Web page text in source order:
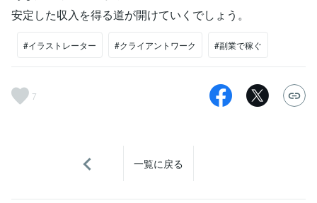
安定した収入を得る道が開けていくでしょう。
#イラストレーター #クライアントワーク #副業で稼ぐ
7
一覧に戻る